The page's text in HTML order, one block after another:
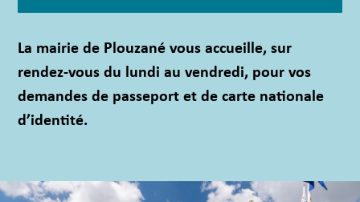
La mairie de Plouzané vous accueille, sur
rendez-vous du lundi au vendredi, pour vos
demandes de passeport et de carte nationale
d’identité.